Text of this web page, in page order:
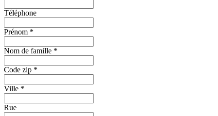
Téléphone
Prénom *
Nom de famille *
Code zip *
Ville *
Rue